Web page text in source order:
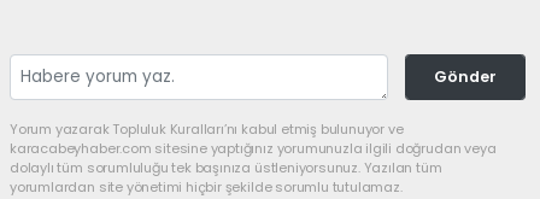
Gönder
Yorum yazarak Topluluk Kuralları’nı kabul etmiş bulunuyor ve
karacabeyhaber.com sitesine yaptığınız yorumunuzla ilgili doğrudan veya
dolaylı tüm sorumluluğu tek başınıza üstleniyorsunuz. Yazılan tüm
yorumlardan site yönetimi hiçbir şekilde sorumlu tutulamaz.